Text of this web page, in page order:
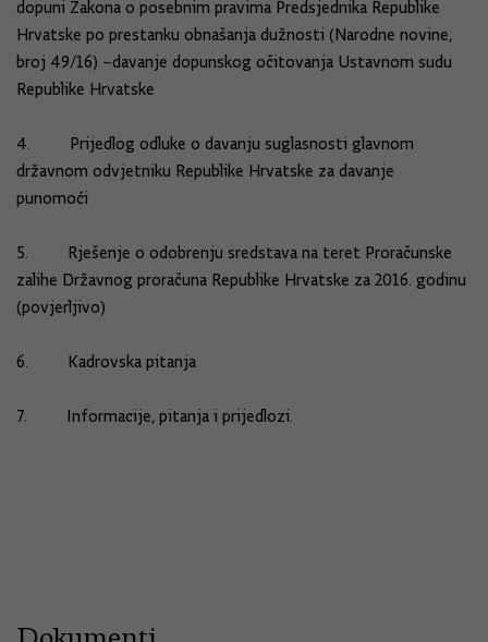
dopuni Zakona o posebnim pravima Predsjednika Republike
Hrvatske po prestanku obnašanja dužnosti (Narodne novine,
broj 49/16) –davanje dopunskog očitovanja Ustavnom sudu
Republike Hrvatske
4. Prijedlog odluke o davanju suglasnosti glavnom
državnom odvjetniku Republike Hrvatske za davanje
punomoći
5. Rješenje o odobrenju sredstava na teret Proračunske
zalihe Državnog proračuna Republike Hrvatske za 2016. godinu
(povjerljivo)
6. Kadrovska pitanja
7. Informacije, pitanja i prijedlozi.